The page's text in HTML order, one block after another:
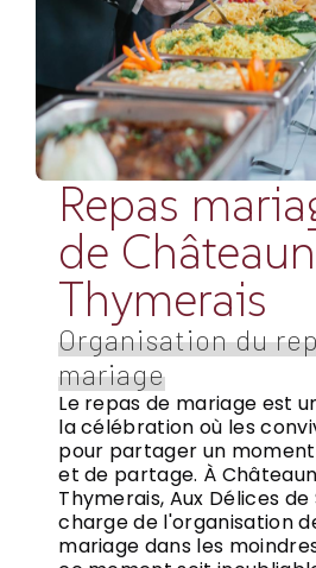
Repas
de
Thymerais
Organisation du
mariage
Le repas de mariage est
la célébration où les
pour partager un
et de partage. À
Thymerais, Aux Délices
charge de l'organisation
mariage dans les